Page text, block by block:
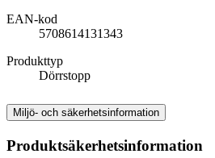
EAN-kod
5708614131343
Produkttyp
Dörrstopp
Miljö- och säkerhetsinformation
Produktsäkerhetsinformation